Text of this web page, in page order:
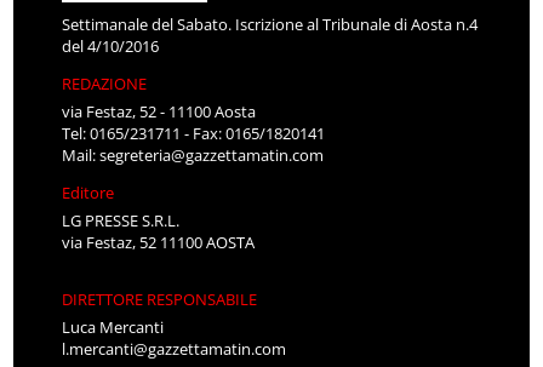
Settimanale del Sabato. Iscrizione al Tribunale di Aosta n.4
del 4/10/2016
REDAZIONE
via Festaz, 52 - 11100 Aosta
Tel: 0165/231711 - Fax: 0165/1820141
Mail:segreteria@gazzettamatin.com
Editore
LG PRESSE S.R.L.
via Festaz, 52 11100 AOSTA
DIRETTORE RESPONSABILE
Luca Mercanti
l.mercanti@gazzettamatin.com